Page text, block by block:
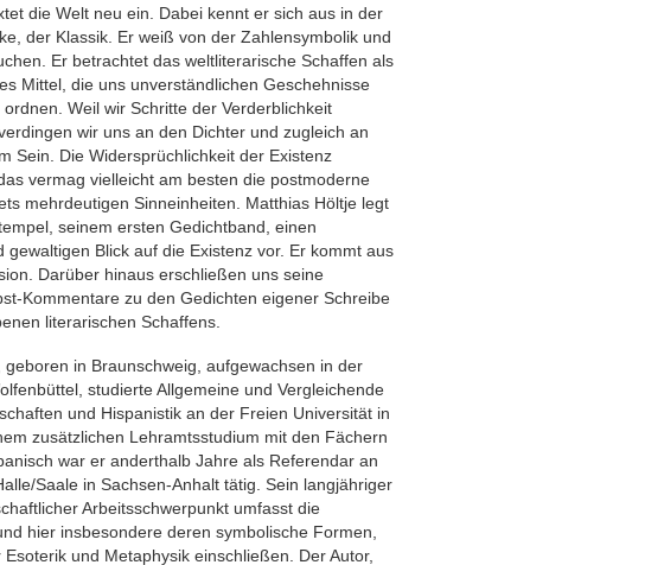
die Welt neu ein. Dabei kennt er sich aus in der
der Klassik. Er weiß von der Zahlensymbolik und
Er betrachtet das weltliterarische Schaffen als
Mittel, die uns unverständlichen Geschehnisse
Weil wir Schritte der Verderblichkeit
wir uns an den Dichter und zugleich an
Sein. Die Widersprüchlichkeit der Existenz
vermag vielleicht am besten die postmoderne
mehrdeutigen Sinneinheiten. Matthias Höltje legt
seinem ersten Gedichtband, einen
gewaltigen Blick auf die Existenz vor. Er kommt aus
Darüber hinaus erschließen uns seine
Kommentare zu den Gedichten eigener Schreibe
literarischen Schaffens.
geboren in Braunschweig, aufgewachsen in der
studierte Allgemeine und Vergleichende
und Hispanistik an der Freien Universität in
zusätzlichen Lehramtsstudium mit den Fächern
war er anderthalb Jahre als Referendar an
Saale in Sachsen-Anhalt tätig. Sein langjähriger
Arbeitsschwerpunkt umfasst die
hier insbesondere deren symbolische Formen,
und Metaphysik einschließen. Der Autor,